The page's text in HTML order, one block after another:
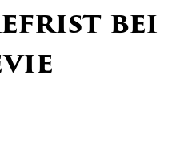
bei